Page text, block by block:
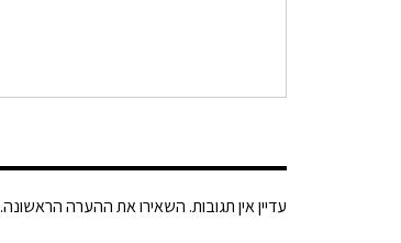
עדיין אין תגובות. השאירו את ההערה הראשונה.